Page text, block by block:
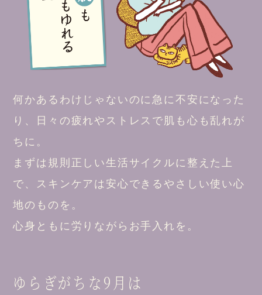
何かあるわけじゃないのに急に不安になった
り、日々の疲れやストレスで肌も心も乱れが
ちに。
まずは規則正しい生活サイクルに整えた上
で、スキンケアは安心できるやさしい使い心
地のものを。
心身ともに労りながらお手入れを。
ゆらぎがちな9月は